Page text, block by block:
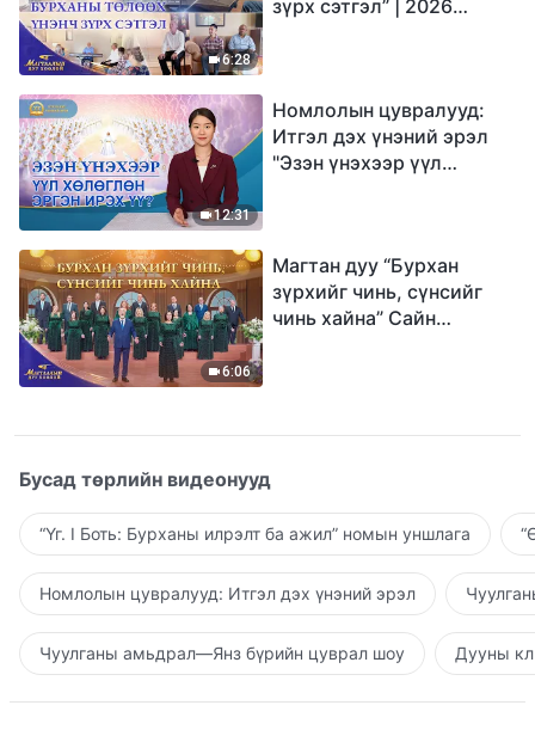
6:28
зүрх сэтгэл” | 2026
12:31
Номлолын цувралууд:
Итгэл дэх үнэний эрэл
"Эзэн үнэхээр үүл
6:06
Магтан дуу “Бурхан
зүрхийг чинь, сүнсийг
чинь хайна” Сайн
Бусад төрлийн видеонууд
“Үг. I Боть: Бурханы илрэлт ба ажил” номын уншлага
Номлолын цувралууд: Итгэл дэх үнэний эрэл
Чуулганы амьдрал—Янз бүрийн цуврал шоу Дууны